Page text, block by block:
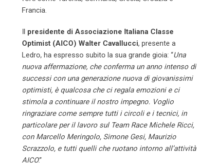
Francia.
Il presidente di Associazione Italiana Classe
Optimist (AICO) Walter Cavallucci, presente a
Ledro, ha espresso subito la sua grande gioia: “Una
nuova affermazione, che conferma un anno intenso di
successi con una generazione nuova di giovanissimi
optimisti, è qualcosa che ci regala emozioni e ci
stimola a continuare il nostro impegno. Voglio
ringraziare come sempre tutti i circoli e i tecnici, in
particolare per il lavoro sul Team Race Michele Ricci,
con Marcello Meringolo, Simone Gesi, Maurizio
Scrazzolo, e tutti quelli che ruotano intorno all’attività
AICO.”